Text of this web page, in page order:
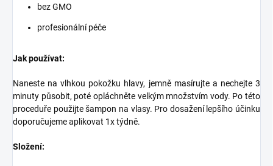
bez GMO
profesionální péče
Jak používat:
Naneste na vlhkou pokožku hlavy, jemně masírujte a nechejte 3
minuty působit, poté opláchněte velkým množstvím vody. Po této
proceduře použijte šampon na vlasy. Pro dosažení lepšího účinku
doporučujeme aplikovat 1x týdně.
Složení: